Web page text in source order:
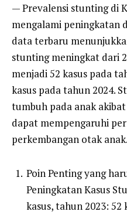
— Prevalensi stunting di
mengalami peningkatan
data terbaru
stunting meningkat dari
menjadi 52 kasus pada
kasus pada tahun 2024.
tumbuh pada anak
dapat mempengaruhi
perkembangan otak anak.
Poin Penting yang
Peningkatan Kasus
kasus, tahun 2023: 52